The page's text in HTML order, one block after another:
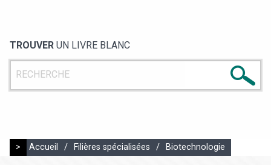
TROUVER UN LIVRE BLANC
> Accueil / Filières spécialisées / Biotechnologie